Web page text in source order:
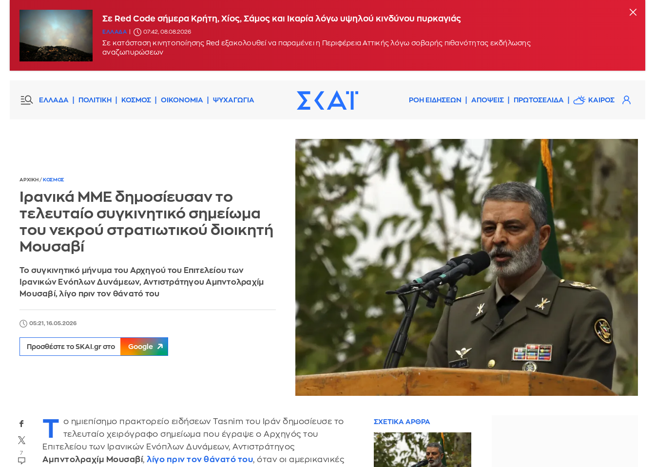
Σε Red Code σήμερα Κρήτη, Χίος, Σάμος και Ικαρία λόγω υψηλού κινδύνου πυρκαγιάς
ΕΛΛΑΔΑ 07:42, 08.08.2026
Σε κατάσταση κινητοποίησης Red εξακολουθεί να παραμένει η Περιφέρεια Αττικής λόγω σοβαρής πιθανότητας εκδήλωσης
αναζωπυρώσεων
ΕΛΛΑΔΑ ΠΟΛΙΤΙΚΗ ΚΟΣΜΟΣ ΟΙΚΟΝΟΜΙΑ ΨΥΧΑΓΩΓΙΑ ΡΟΗ ΕΙΔΗΣΕΩΝ ΑΠΟΨΕΙΣ ΠΡΩΤΟΣΕΛΙΔΑ ΚΑΙΡΟΣ
ΑΡΧΙΚΗ / ΚΟΣΜΟΣ
Ιρανικά ΜΜΕ δημοσίευσαν το
τελευταίο συγκινητικό σημείωμα
του νεκρού στρατιωτικού διοικητή
Μουσαβί
Το συγκινητικό μήνυμα του Αρχηγού του Επιτελείου των
Ιρανικών Ενόπλων Δυνάμεων, Αντιστράτηγου Αμπντολραχίμ
Μουσαβί, λίγο πριν τον θάνατό του
05:21, 16.05.2026
Προσθέστε το SKAI.gr στο Google
7
Τ ο ημιεπίσημο πρακτορείο ειδήσεων Tasnim του Ιράν δημοσίευσε το
τελευταίο χειρόγραφο σημείωμα που έγραψε ο Αρχηγός του
Επιτελείου των Ιρανικών Ενόπλων Δυνάμεων, Αντιστράτηγος
Αμπντολραχίμ Μουσαβί, λίγο πριν τον θάνατό του, όταν οι αμερικανικές
ΣΧΕΤΙΚΑ ΑΡΘΡΑ